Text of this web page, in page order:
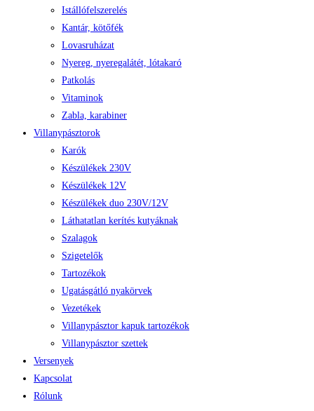
Istállófelszerelés
Kantár, kötőfék
Lovasruházat
Nyereg, nyeregalátét, lótakaró
Patkolás
Vitaminok
Zabla, karabiner
Villanypásztorok
Karók
Készülékek 230V
Készülékek 12V
Készülékek duo 230V/12V
Láthatatlan kerítés kutyáknak
Szalagok
Szigetelők
Tartozékok
Ugatásgátló nyakörvek
Vezetékek
Villanypásztor kapuk tartozékok
Villanypásztor szettek
Versenyek
Kapcsolat
Rólunk